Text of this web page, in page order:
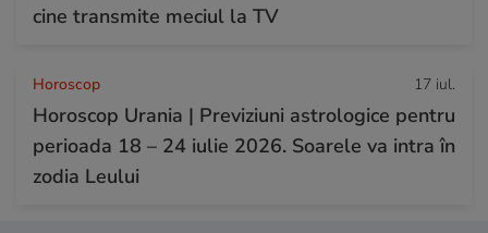
cine transmite meciul la TV
Horoscop 17 iul.
Horoscop Urania | Previziuni astrologice pentru
perioada 18 – 24 iulie 2026. Soarele va intra în
zodia Leului